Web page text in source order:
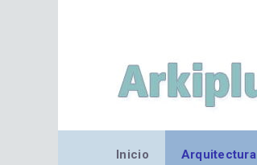
Inicio Arquitectura